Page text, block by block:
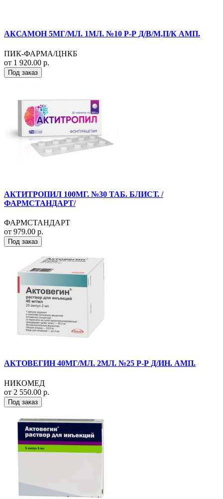
АКСАМОН 5МГ/МЛ. 1МЛ. №10 Р-Р Д/В/М,П/К АМП.
ПИК-ФАРМА/ЦНКБ
от 1 920.00 р.
Под заказ
АКТИТРОПИЛ 100МГ. №30 ТАБ. БЛИСТ. /
ФАРМСТАНДАРТ/
ФАРМСТАНДАРТ
от 979.00 р.
Под заказ
АКТОВЕГИН 40МГ/МЛ. 2МЛ. №25 Р-Р Д/ИН. АМП.
НИКОМЕД
от 2 550.00 р.
Под заказ